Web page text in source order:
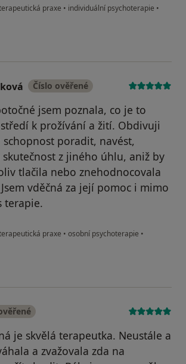
praxe • individuální psychoterapie •
Tereza V.
Číslo ověřené
jsem poznala, co je to
k prožívání a žití. Obdivuji
poradit, navést,
z jiného úhlu, aniž by
tlačila nebo znehodnocovala
vděčná za její pomoc i mimo
terapie.
praxe • osobní psychoterapie •
Ivana Hrušková
je skvělá terapeutka. Neustále a
a zvažovala zda na